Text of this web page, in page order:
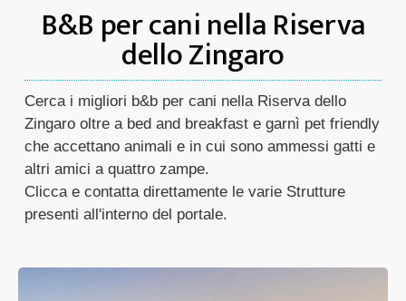
B&B per cani nella Riserva
dello Zingaro
Cerca i migliori b&b per cani nella Riserva dello
Zingaro oltre a bed and breakfast e garnì pet friendly
che accettano animali e in cui sono ammessi gatti e
altri amici a quattro zampe.
Clicca e contatta direttamente le varie Strutture
presenti all'interno del portale.